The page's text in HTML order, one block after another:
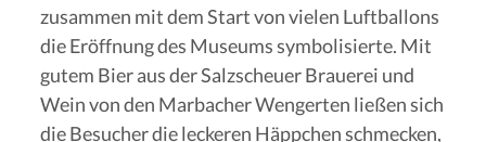
zusammen mit dem Start von vielen Luftballons
die Eröffnung des Museums symbolisierte. Mit
gutem Bier aus der Salzscheuer Brauerei und
Wein von den Marbacher Wengerten ließen sich
die Besucher die leckeren Häppchen schmecken,